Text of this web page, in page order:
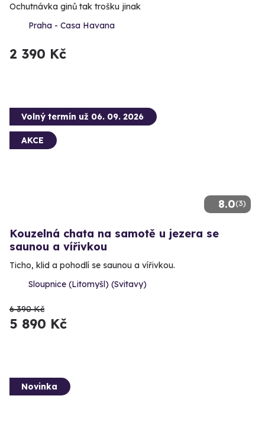
Ochutnávka ginů tak trošku jinak
Praha - Casa Havana
2 390 Kč
8.0(3)
Volný termín už 06. 09. 2026
AKCE
Kouzelná chata na samotě u jezera se
saunou a vířivkou
Ticho, klid a pohodlí se saunou a vířivkou.
Sloupnice (Litomyšl) (Svitavy)
6 390 Kč
5 890 Kč
Novinka